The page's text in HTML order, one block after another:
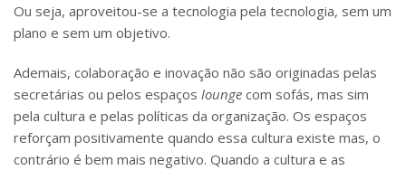
Ou seja, aproveitou-se a tecnologia pela tecnologia, sem um
plano e sem um objetivo.
Ademais, colaboração e inovação não são originadas pelas
secretárias ou pelos espaços lounge com sofás, mas sim
pela cultura e pelas políticas da organização. Os espaços
reforçam positivamente quando essa cultura existe mas, o
contrário é bem mais negativo. Quando a cultura e as